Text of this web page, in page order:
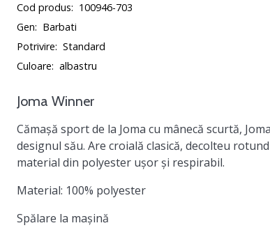
Cod produs: 100946-703
Gen: Barbati
Potrivire: Standard
Culoare: albastru
Joma Winner
Cămașă sport de la Joma cu mânecă scurtă,
designul său. Are croială clasică, decolteu
material din polyester ușor și respirabil.
Material: 100% polyester
Spălare la mașină